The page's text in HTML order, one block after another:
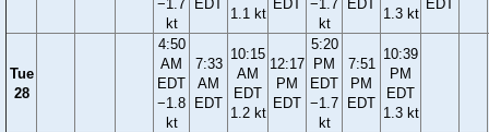
−1.7
kt
EDT
1.1 kt
EDT −1.7
kt
EDT
1.3 kt
EDT
Tue
28
4:50
AM
EDT
−1.8
kt
7:33
AM
EDT
10:15
AM
EDT
1.2 kt
12:17
PM
EDT
5:20
PM
EDT
−1.7
kt
7:51
PM
EDT
10:39
PM
EDT
1.3 kt